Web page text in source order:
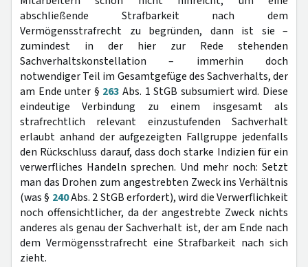
abschließende Strafbarkeit nach dem
Vermögensstrafrecht zu begründen, dann ist sie –
zumindest in der hier zur Rede stehenden
Sachverhaltskonstellation – immerhin doch
notwendiger Teil im Gesamtgefüge des Sachverhalts, der
am Ende unter § 263 Abs. 1 StGB subsumiert wird. Diese
eindeutige Verbindung zu einem insgesamt als
strafrechtlich relevant einzustufenden Sachverhalt
erlaubt anhand der aufgezeigten Fallgruppe jedenfalls
den Rückschluss darauf, dass doch starke Indizien für ein
verwerfliches Handeln sprechen. Und mehr noch: Setzt
man das Drohen zum angestrebten Zweck ins Verhältnis
(was § 240Abs. 2 StGB erfordert), wird die Verwerflichkeit
noch offensichtlicher, da der angestrebte Zweck nichts
anderes als genau der Sachverhalt ist, der am Ende nach
dem Vermögensstrafrecht eine Strafbarkeit nach sich
zieht.